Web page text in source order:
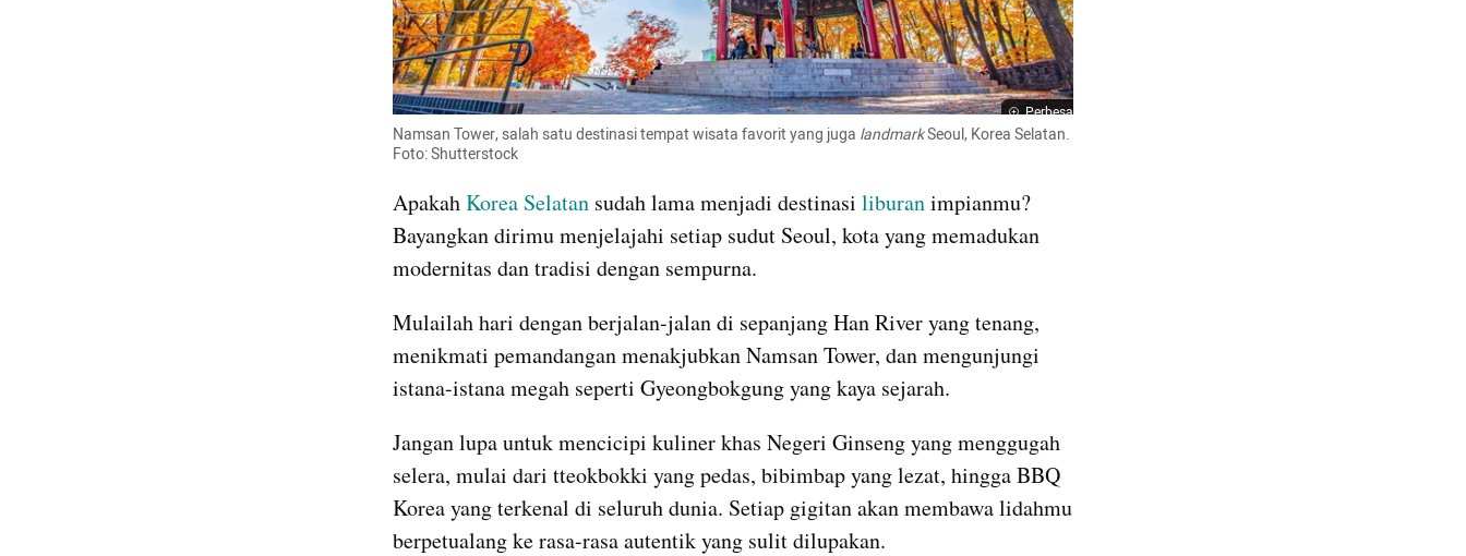
Perbesar
Namsan Tower, salah satu destinasi tempat wisata favorit yang juga landmark Seoul, Korea Selatan.
Foto: Shutterstock
Apakah Korea Selatan sudah lama menjadi destinasi liburan impianmu?
Bayangkan dirimu menjelajahi setiap sudut Seoul, kota yang memadukan
modernitas dan tradisi dengan sempurna.
Mulailah hari dengan berjalan-jalan di sepanjang Han River yang tenang,
menikmati pemandangan menakjubkan Namsan Tower, dan mengunjungi
istana-istana megah seperti Gyeongbokgung yang kaya sejarah.
Jangan lupa untuk mencicipi kuliner khas Negeri Ginseng yang menggugah
selera, mulai dari tteokbokki yang pedas, bibimbap yang lezat, hingga BBQ
Korea yang terkenal di seluruh dunia. Setiap gigitan akan membawa lidahmu
berpetualang ke rasa-rasa autentik yang sulit dilupakan.